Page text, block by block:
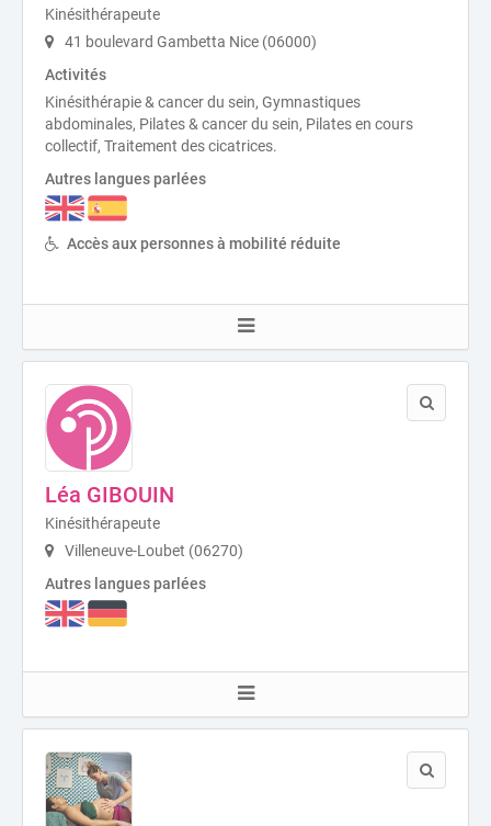
Kinésithérapeute
41 boulevard Gambetta Nice (06000)
Activités
Kinésithérapie & cancer du sein, Gymnastiques
abdominales, Pilates & cancer du sein, Pilates en cours
collectif, Traitement des cicatrices.
Autres langues parlées
Accès aux personnes à mobilité réduite
Léa GIBOUIN
Kinésithérapeute
Villeneuve-Loubet (06270)
Autres langues parlées